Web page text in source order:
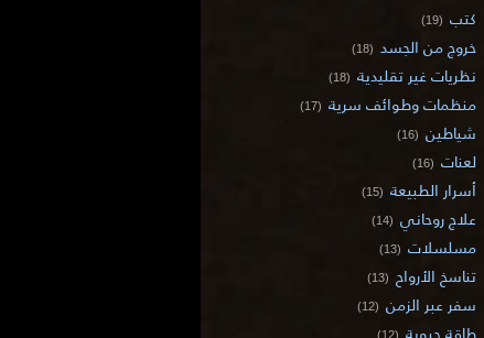
كتب (19)
خروج من الجسد (18)
نظريات غير تقليدية (18)
منظمات وطوائف سرية (17)
شياطين (16)
لعنات (16)
أسرار الطبيعة (15)
علاج روحاني (14)
مسلسلات (13)
تناسخ الأرواح (13)
سفر عبر الزمن (12)
(12)